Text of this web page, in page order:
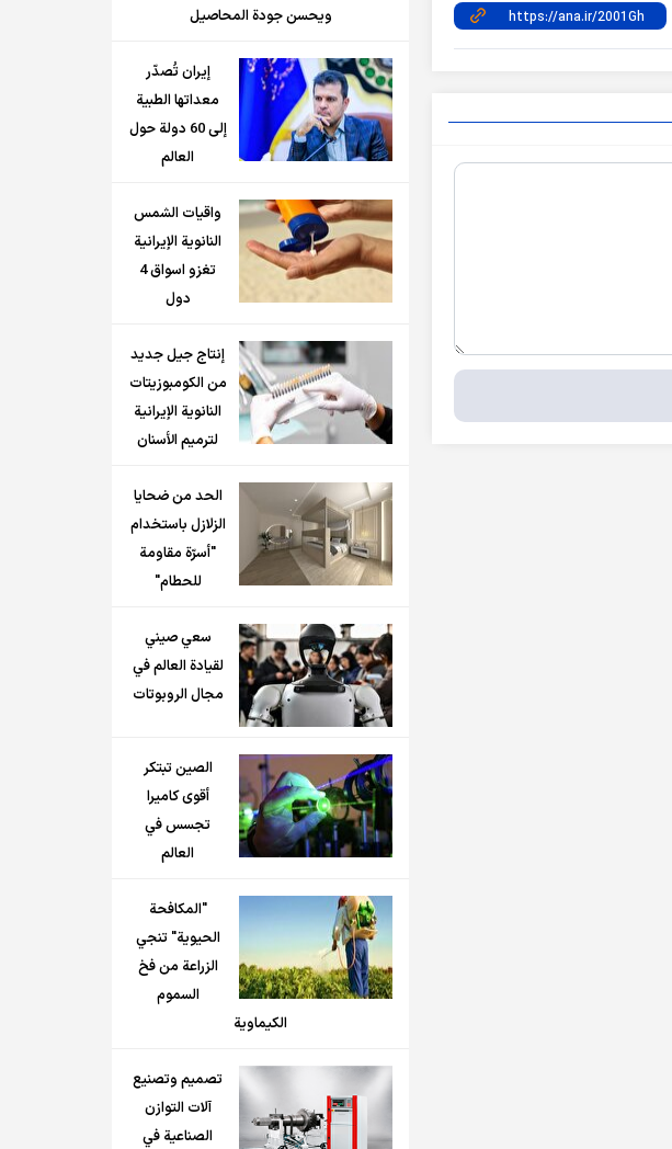
ويحسن جودة المحاصيل
إيران تُصدّر
معداتها الطبية
إلى 60 دولة حول
العالم
واقيات الشمس
النانوية الإيرانية
تغزو اسواق 4
دول
إنتاج جيل جديد
من الكومبوزيتات
النانوية الإيرانية
لترميم الأسنان
الحد من ضحايا
الزلازل باستخدام
"أسرّة مقاومة
للحطام"
سعي صيني
لقيادة العالم في
مجال الروبوتات
الصين تبتكر
أقوى كاميرا
تجسس في
العالم
"المكافحة
الحيوية" تنجي
الزراعة من فخ
السموم
الكيماوية
تصميم وتصنيع
آلات التوازن
الصناعية في